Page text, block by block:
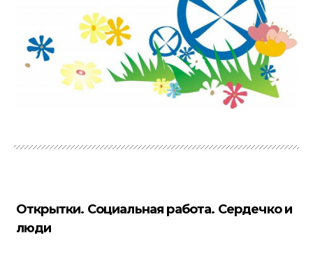
Открытки. Социальная работа. Сердечко и
люди